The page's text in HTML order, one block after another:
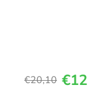
€20,10 €12